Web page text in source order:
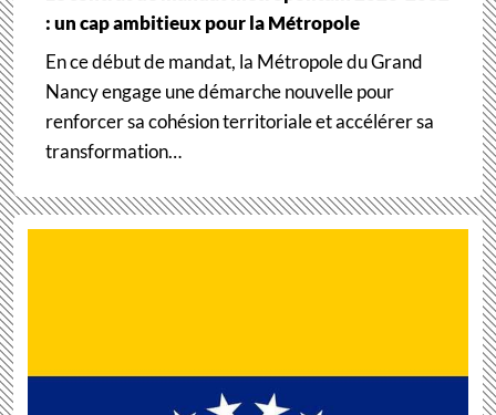
: un cap ambitieux pour la Métropole
En ce début de mandat, la Métropole du Grand
Nancy engage une démarche nouvelle pour
renforcer sa cohésion territoriale et accélérer sa
transformation…